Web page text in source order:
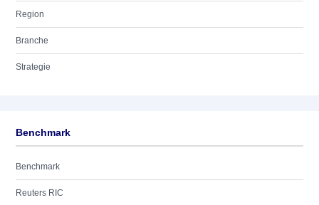
Region
Branche
Strategie
Benchmark
Benchmark
Reuters RIC